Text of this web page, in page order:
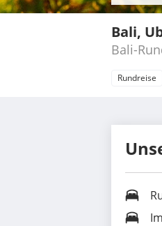
Bali,
Bali-
Rundreise